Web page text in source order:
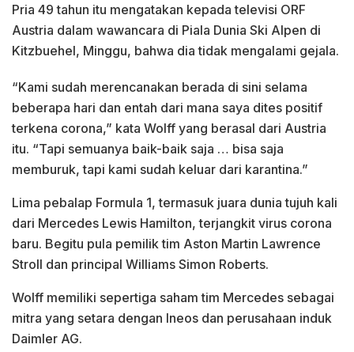
Pria 49 tahun itu mengatakan kepada televisi ORF
Austria dalam wawancara di Piala Dunia Ski Alpen di
Kitzbuehel, Minggu, bahwa dia tidak mengalami gejala.
“Kami sudah merencanakan berada di sini selama
beberapa hari dan entah dari mana saya dites positif
terkena corona,” kata Wolff yang berasal dari Austria
itu. “Tapi semuanya baik-baik saja … bisa saja
memburuk, tapi kami sudah keluar dari karantina.”
Lima pebalap Formula 1, termasuk juara dunia tujuh kali
dari Mercedes Lewis Hamilton, terjangkit virus corona
baru. Begitu pula pemilik tim Aston Martin Lawrence
Stroll dan principal Williams Simon Roberts.
Wolff memiliki sepertiga saham tim Mercedes sebagai
mitra yang setara dengan Ineos dan perusahaan induk
Daimler AG.